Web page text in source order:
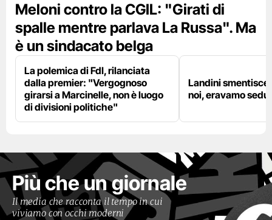
Meloni contro la CGIL: "Girati di
spalle mentre parlava La Russa". Ma
è un sindacato belga
La polemica di FdI, rilanciata
dalla premier: "Vergognoso
girarsi a Marcinelle, non è luogo
di divisioni politiche"
Landini
noi, eravamo
Più che un giornale
Il media che racconta il tempo in cui
viviamo con occhi moderni